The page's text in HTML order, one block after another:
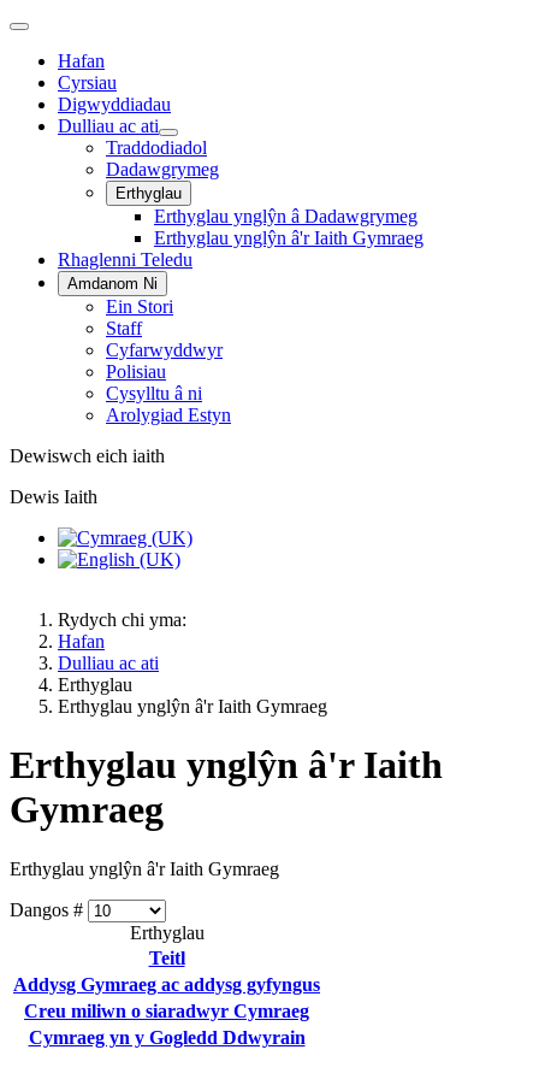
Hafan
Cyrsiau
Digwyddiadau
Dulliau ac ati
Traddodiadol
Dadawgrymeg
Erthyglau
Erthyglau ynglŷn â Dadawgrymeg
Erthyglau ynglŷn â'r Iaith Gymraeg
Rhaglenni Teledu
Amdanom Ni
Ein Stori
Staff
Cyfarwyddwyr
Polisiau
Cysylltu â ni
Arolygiad Estyn
Dewiswch eich iaith
Dewis Iaith
Rydych chi yma:
Hafan
Dulliau ac ati
Erthyglau
Erthyglau ynglŷn â'r Iaith Gymraeg
Erthyglau ynglŷn â'r Iaith
Gymraeg
Erthyglau ynglŷn â'r Iaith Gymraeg
Dangos #
Erthyglau
Teitl
Addysg Gymraeg ac addysg gyfyngus
Creu miliwn o siaradwyr Cymraeg
Cymraeg yn y Gogledd Ddwyrain